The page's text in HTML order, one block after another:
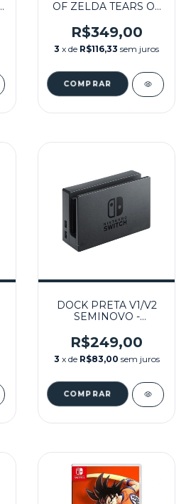
OF ZELDA TEARS OF
SEMINOVO -
NINTENDO SWITCH
R$349,00
3 x de R$116,33 sem juros
DOCK PRETA V1/V2
SEMINOVO -
R$249,00
3 x de R$83,00 sem juros